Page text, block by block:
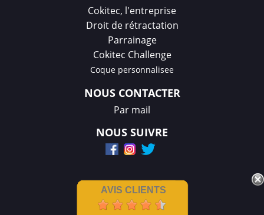
Cokitec, l'entreprise
Droit de rétractation
Parrainage
Cokitec Challenge
Coque personnalisee
NOUS CONTACTER
Par mail
NOUS SUIVRE
AVIS CLIENTS